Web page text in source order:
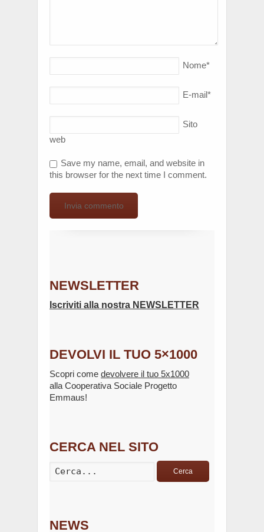
Nome*
E-mail*
Sito
web
Save my name, email, and website in
this browser for the next time I comment.
NEWSLETTER
Iscriviti alla nostra NEWSLETTER
DEVOLVI IL TUO 5×1000
Scopri come devolvere il tuo 5x1000
alla Cooperativa Sociale Progetto
Emmaus!
CERCA NEL SITO
Cerca
NEWS